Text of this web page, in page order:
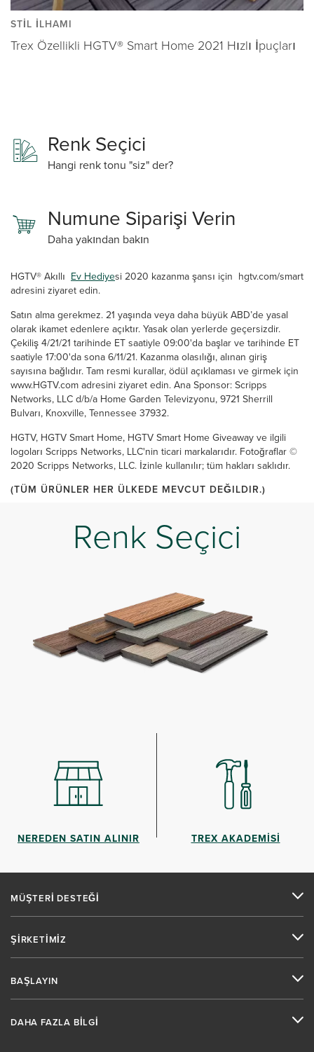
STIL İLHAMI
Trex Özellikli HGTV® Smart Home 2021 Hızlı İpuçları
Renk Seçici
Hangi renk tonu "siz" der?
Numune Siparişi Verin
Daha yakından bakın
HGTV® Akıllı Ev Hediyesi 2020 kazanma şansı için hgtv.com/smart
adresini ziyaret edin.
Satın alma gerekmez. 21 yaşında veya daha büyük ABD’de yasal
olarak ikamet edenlere açıktır. Yasak olan yerlerde geçersizdir.
Çekiliş 4/21/21 tarihinde ET saatiyle 09:00'da başlar ve tarihinde ET
saatiyle 17:00'da sona 6/11/21. Kazanma olasılığı, alınan giriş
sayısına bağlıdır. Tam resmi kurallar, ödül açıklaması ve girmek için
www.HGTV.com adresini ziyaret edin. Ana Sponsor: Scripps
Networks, LLC d/b/a Home Garden Televizyonu, 9721 Sherrill
Bulvarı, Knoxville, Tennessee 37932.
HGTV, HGTV Smart Home, HGTV Smart Home Giveaway ve ilgili
logoları Scripps Networks, LLC'nin ticari markalarıdır. Fotoğraflar ©
2020 Scripps Networks, LLC. İzinle kullanılır; tüm hakları saklıdır.
(TÜM ÜRÜNLER HER ÜLKEDE MEVCUT DEĞILDIR.)
Renk Seçici
NEREDEN SATIN ALINIR TREX AKADEMİSİ
MÜŞTERİ DESTEĞİ
ŞİRKETİMİZ
BAŞLAYIN
DAHA FAZLA BİLGİ